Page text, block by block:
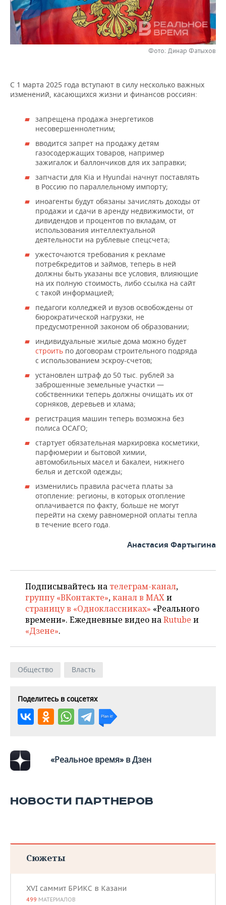
НЕФТЕХИМИЯ
НЕФТЬ
РОЗНИЧНАЯ ТОРГОВЛЯ
ТРАНСПОРТ
НОВОСТИ ТЕХНОЛОГИЙ
IT
ТЕЛЕКОММУНИКАЦИИ
МЕРОПРИЯТИЯ
НОВОСТИ МЕРОПРИЯТИЙ
БИЗНЕС-БРАНЧИ
ОТКРЫТАЯ ЛЕКЦИЯ
СПОРТ
ФУТБОЛ
ВОЛЕЙБОЛ
КИБЕРСПОРТ
ФИГУРНОЕ КАТАНИЕ
ВОДНЫЕ ВИДЫ СПОРТА
ХОККЕЙ С МЯЧОМ
НОВОСТИ ОБЩЕСТВА
ИНФРАСТРУКТУРА
ИСТОРИЯ
КУЛЬТУРА
МЕДИЦИНА
ОБРАЗОВАНИЕ
ПРОИСШЕСТВИЯ
ФОТОГАЛЕРЕЯ
СПРАВОЧНИК
СПИСОК ПЕРСОН
СПИСОК КОМПАНИЙ
ПОЛНАЯ ВЕРСИЯ
Фото: Динар Фатыхов
С 1 марта 2025 года вступают в силу несколько важных
изменений, касающихся жизни и финансов россиян:
запрещена продажа энергетиков
несовершеннолетним;
вводится запрет на продажу детям
газосодержащих товаров, например
зажигалок и баллончиков для их заправки;
запчасти для Kia и Hyundai начнут поставлять
в Россию по параллельному импорту;
иноагенты будут обязаны зачислять доходы от
продажи и сдачи в аренду недвижимости, от
дивидендов и процентов по вкладам, от
использования интеллектуальной
деятельности на рублевые спецсчета;
ужесточаются требования к рекламе
потребкредитов и займов, теперь в ней
должны быть указаны все условия, влияющие
на их полную стоимость, либо ссылка на сайт
с такой информацией;
педагоги колледжей и вузов освобождены от
бюрократической нагрузки, не
предусмотренной законом об образовании;
индивидуальные жилые дома можно будет
строить по договорам строительного подряда
с использованием эскроу-счетов;
установлен штраф до 50 тыс. рублей за
заброшенные земельные участки —
собственники теперь должны очищать их от
сорняков, деревьев и хлама;
регистрация машин теперь возможна без
полиса ОСАГО;
стартует обязательная маркировка косметики,
парфюмерии и бытовой химии,
автомобильных масел и бакалеи, нижнего
белья и детской одежды;
изменились правила расчета платы за
отопление: регионы, в которых отопление
оплачивается по факту, больше не могут
перейти на схему равномерной оплаты тепла
в течение всего года.
Анастасия Фартыгина
Подписывайтесь на телеграм-канал,
группу «ВКонтакте»,канал в MAXи
страницу в «Одноклассниках» «Реального
времени». Ежедневные видео наRutube и
«Дзене».
Общество Власть
Поделитесь в соцсетях
«Реальное время» в Дзен
НОВОСТИ ПАРТНЕРОВ
Сюжеты
XVI саммит БРИКС в Казани
499 МАТЕРИАЛОВ